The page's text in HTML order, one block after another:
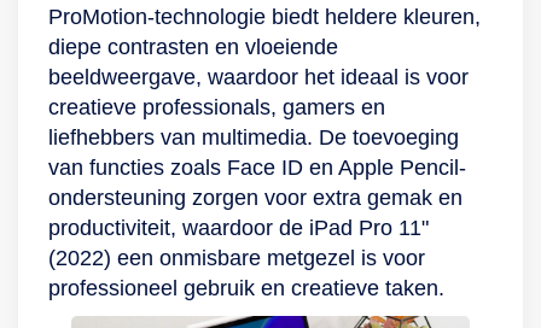
ProMotion-technologie biedt heldere kleuren,
diepe contrasten en vloeiende
beeldweergave, waardoor het ideaal is voor
creatieve professionals, gamers en
liefhebbers van multimedia. De toevoeging
van functies zoals Face ID en Apple Pencil-
ondersteuning zorgen voor extra gemak en
productiviteit, waardoor de iPad Pro 11"
(2022) een onmisbare metgezel is voor
professioneel gebruik en creatieve taken.